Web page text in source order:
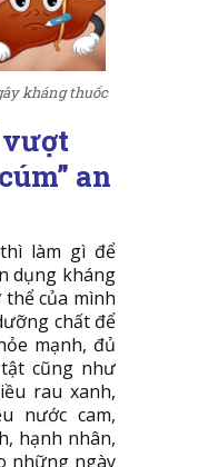
kháng thuốc
vượt
an
làm gì để
dụng kháng
của mình
chất để
mạnh, đủ
cũng như
rau xanh,
nước cam,
hạnh nhân,
những ngày